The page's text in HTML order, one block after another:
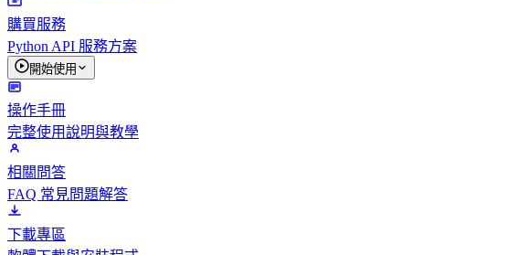
購買服務
Python API 服務方案
開始使用
操作手冊
完整使用說明與教學
相關問答
FAQ 常見問題解答
下載專區